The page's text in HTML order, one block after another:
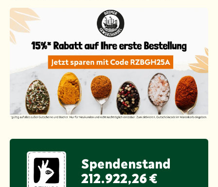
Spendenstand
212.922,26 €